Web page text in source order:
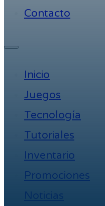
Contacto
Inicio
Juegos
Tecnología
Tutoriales
Inventario
Promociones